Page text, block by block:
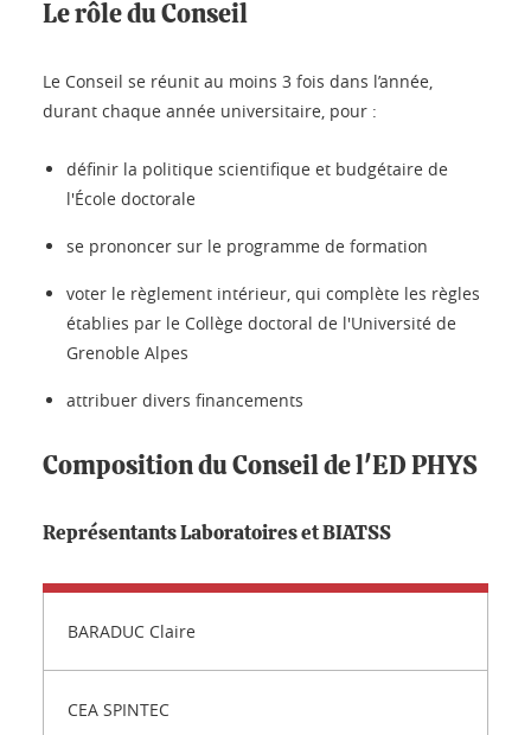
Le rôle du Conseil
Le Conseil se réunit au moins 3 fois dans l’année,
durant chaque année universitaire, pour :
définir la politique scientifique et budgétaire de
l'École doctorale
se prononcer sur le programme de formation
voter le règlement intérieur, qui complète les règles
établies par le Collège doctoral de l'Université de
Grenoble Alpes
attribuer divers financements
Composition du Conseil de l'ED PHYS
Représentants Laboratoires et BIATSS
BARADUC Claire
CEA SPINTEC